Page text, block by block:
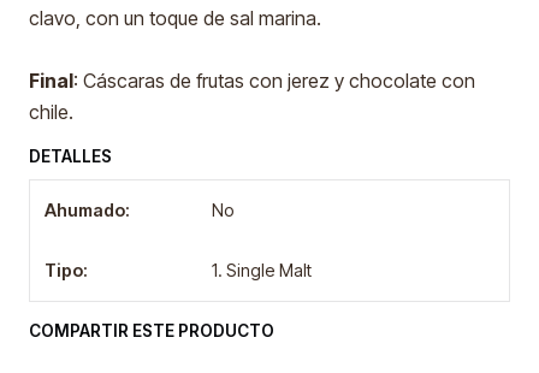
clavo, con un toque de sal marina.
Final: Cáscaras de frutas con jerez y chocolate con
chile.
DETALLES
Ahumado: No
Tipo: 1. Single Malt
COMPARTIR ESTE PRODUCTO